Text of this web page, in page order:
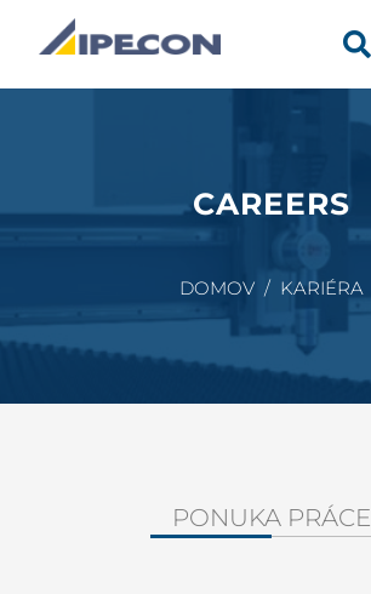

CAREERS
DOMOV / KARIÉRA
PONUKA PRÁCE